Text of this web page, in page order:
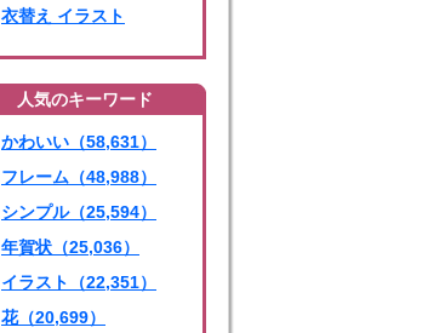
衣替え イラスト
人気のキーワード
かわいい（58,631）
フレーム（48,988）
シンプル（25,594）
年賀状（25,036）
イラスト（22,351）
花（20,699）